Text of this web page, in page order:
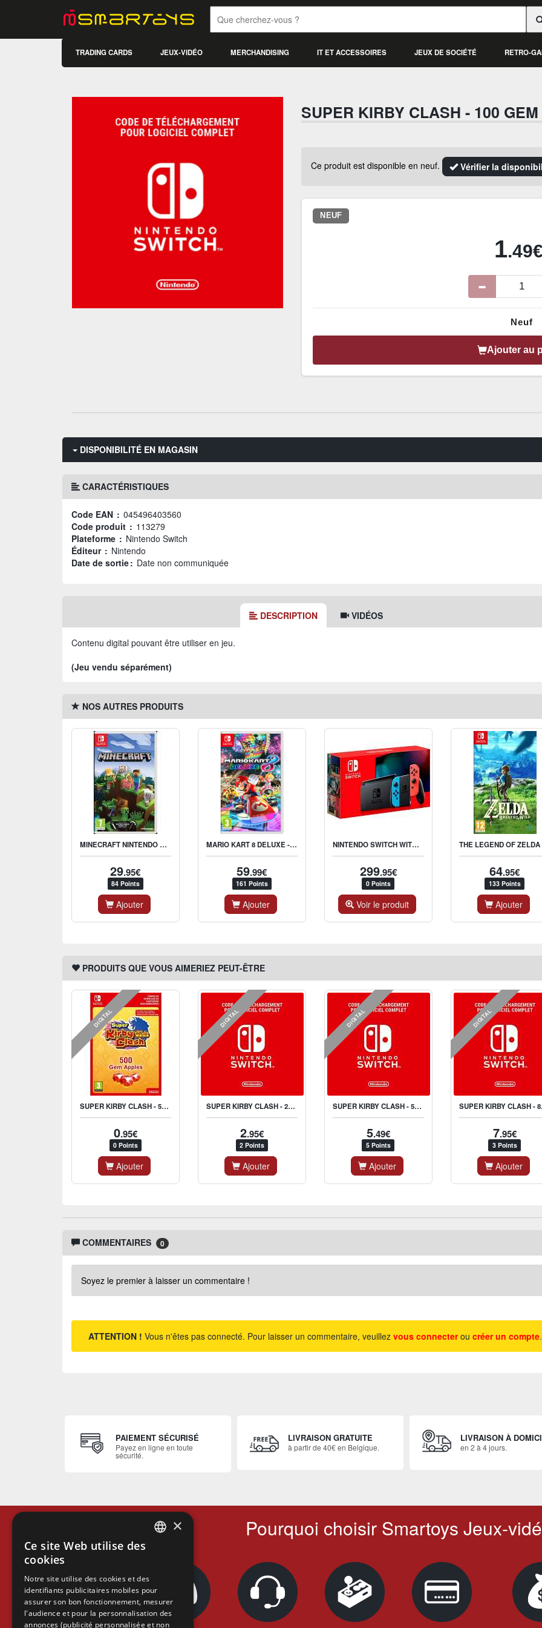
TRADING CARDS JEUX-VIDÉO MERCHANDISING IT ET ACCESSOIRES JEUX DE SOCIÉTÉ RETRO-
SUPER KIRBY CLASH - 100
Ce produit est disponible en neuf. Vérifier la
NEUF
1.49€
Neuf
Ajouter au
DISPONIBILITÉ EN MAGASIN
CARACTÉRISTIQUES
Code EAN : 045496403560
Code produit : 113279
Plateforme : Nintendo Switch
Éditeur : Nintendo
Date de sortie : Date non communiquée
DESCRIPTION VIDÉOS
Contenu digital pouvant être utiliser en jeu.
(Jeu vendu séparément)
NOS AUTRES PRODUITS
MINECRAFT NINTENDO SWITCH EDITION
29.95€
84 Points
Ajouter
MARIO KART 8 DELUXE - NINTENDO SWITCH
59.99€
161 Points
Ajouter
NINTENDO SWITCH WITH JOY-CON PAIR NEON RED & BLUE
299.95€
0 Points
Voir le produit
64.95€
133 Points
Ajouter
PRODUITS QUE VOUS AIMERIEZ PEUT-ÊTRE
SUPER KIRBY CLASH - 50 GEM APPLES
0.95€
0 Points
Ajouter
DIGITAL
SUPER KIRBY CLASH - 250 GEM APPLES
2.95€
2 Points
Ajouter
DIGITAL
SUPER KIRBY CLASH - 500 GEM APPLES
5.49€
5 Points
Ajouter
DIGITAL
7.95€
3 Points
Ajouter
DIGITAL
COMMENTAIRES 0
Soyez le premier à laisser un commentaire !
ATTENTION ! Vous n'êtes pas connecté. Pour laisser un commentaire, veuillez vous connecterou créer un compte.
PAIEMENT SÉCURISÉ
Payez en ligne en toute
sécurité.
LIVRAISON GRATUITE
à partir de 40€ en Belgique.
LIVRAISON À
en 2 à 4 jours.
Pourquoi choisir Smartoys Jeux-
ENGLISH
×
Ce site Web utilise des
cookies
Notre site utilise des cookies et des
identifiants publicitaires mobiles pour
assurer son bon fonctionnement, mesurer
l'audience et pour la personnalisation des
annonces (publicité personnalisée et non